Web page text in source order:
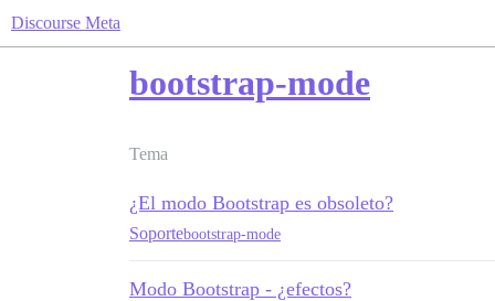
Discourse Meta
bootstrap-mode
Tema
¿El modo Bootstrap es obsoleto?
Soportebootstrap-mode
Modo Bootstrap - ¿efectos?